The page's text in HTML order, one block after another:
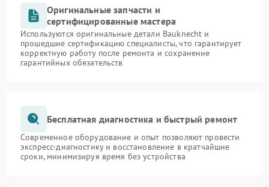
Оригинальные запчасти и
сертифицированные мастера
Используются оригинальные детали Bauknecht и
прошедшие сертификацию специалисты, что гарантирует
корректную работу после ремонта и сохранение
гарантийных обязательств
Бесплатная диагностика и быстрый ремонт
Современное оборудование и опыт позволяют провести
экспресс-диагностику и восстановление в кратчайшие
сроки, минимизируя время без устройства